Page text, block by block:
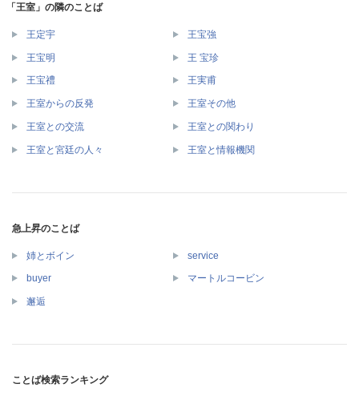
「王室」の隣のことば
王定宇 王宝強
王宝明 王 宝珍
王宝禮 王実甫
王室からの反発 王室その他
王室との交流 王室との関わり
王室と宮廷の人々 王室と情報機関
急上昇のことば
姉とボイン service
buyer マートルコービン
邂逅
ことば検索ランキング